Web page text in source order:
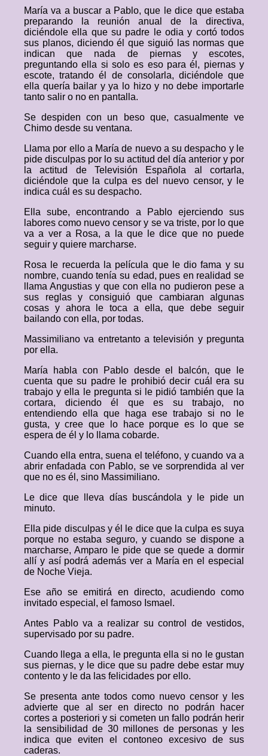
María va a buscar a Pablo, que le dice que estaba
preparando la reunión anual de la directiva,
diciéndole ella que su padre le odia y cortó todos
sus planos, diciendo él que siguió las normas que
indican que nada de piernas y escotes,
preguntando ella si solo es eso para él, piernas y
escote, tratando él de consolarla, diciéndole que
ella quería bailar y ya lo hizo y no debe importarle
tanto salir o no en pantalla.
Se despiden con un beso que, casualmente ve
Chimo desde su ventana.
Llama por ello a María de nuevo a su despacho y le
pide disculpas por lo su actitud del día anterior y por
la actitud de Televisión Española al cortarla,
diciéndole que la culpa es del nuevo censor, y le
indica cuál es su despacho.
Ella sube, encontrando a Pablo ejerciendo sus
labores como nuevo censor y se va triste, por lo que
va a ver a Rosa, a la que le dice que no puede
seguir y quiere marcharse.
Rosa le recuerda la película que le dio fama y su
nombre, cuando tenía su edad, pues en realidad se
llama Angustias y que con ella no pudieron pese a
sus reglas y consiguió que cambiaran algunas
cosas y ahora le toca a ella, que debe seguir
bailando con ella, por todas.
Massimiliano va entretanto a televisión y pregunta
por ella.
María habla con Pablo desde el balcón, que le
cuenta que su padre le prohibió decir cuál era su
trabajo y ella le pregunta si le pidió también que la
cortara, diciendo él que es su trabajo, no
entendiendo ella que haga ese trabajo si no le
gusta, y cree que lo hace porque es lo que se
espera de él y lo llama cobarde.
Cuando ella entra, suena el teléfono, y cuando va a
abrir enfadada con Pablo, se ve sorprendida al ver
que no es él, sino Massimiliano.
Le dice que lleva días buscándola y le pide un
minuto.
Ella pide disculpas y él le dice que la culpa es suya
porque no estaba seguro, y cuando se dispone a
marcharse, Amparo le pide que se quede a dormir
allí y así podrá además ver a María en el especial
de Noche Vieja.
Ese año se emitirá en directo, acudiendo como
invitado especial, el famoso Ismael.
Antes Pablo va a realizar su control de vestidos,
supervisado por su padre.
Cuando llega a ella, le pregunta ella si no le gustan
sus piernas, y le dice que su padre debe estar muy
contento y le da las felicidades por ello.
Se presenta ante todos como nuevo censor y les
advierte que al ser en directo no podrán hacer
cortes a posteriori y si cometen un fallo podrán herir
la sensibilidad de 30 millones de personas y les
indica que eviten el contoneo excesivo de sus
caderas.